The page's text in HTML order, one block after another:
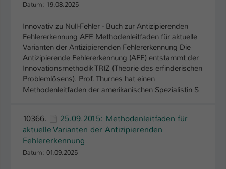
Datum: 19.08.2025
Innovativ zu Null-Fehler - Buch zur Antizipierenden
Fehlererkennung AFE Methodenleitfaden für aktuelle
Varianten der Antizipierenden Fehlererkennung Die
Antizipierende Fehlererkennung (AFE) entstammt der
Innovationsmethodik TRIZ (Theorie des erfinderischen
Problemlösens). Prof. Thurnes hat einen
Methodenleitfaden der amerikanischen Spezialistin S
10366.
25.09.2015: Methodenleitfaden für
aktuelle Varianten der Antizipierenden
Fehlererkennung
Datum: 01.09.2025